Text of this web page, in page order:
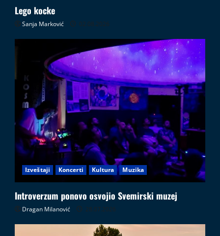
Lego kocke
Sanja Marković 02.08.2026
Izveštaji Koncerti Kultura Muzika
Introverzum ponovo osvojio Svemirski muzej
Dragan Milanović 28.07.2026